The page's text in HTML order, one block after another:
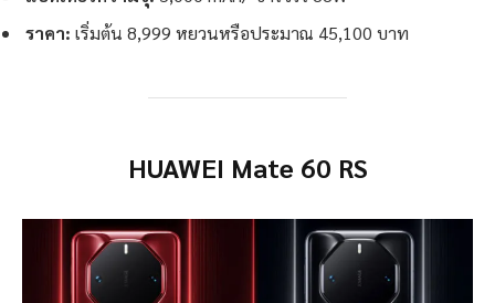
ราคา: เริ่มต้น 8,999 หยวนหรือประมาณ 45,100 บาท
HUAWEI Mate 60 RS